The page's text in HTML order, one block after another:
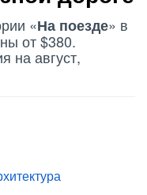
«На поезде» в
от $380.
на август,